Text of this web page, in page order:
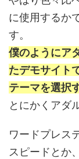
に使用するか
す。
僕のようにア
たデモサイト
テーマを選択
とにかくアダ
ワードプレス
スピードとか